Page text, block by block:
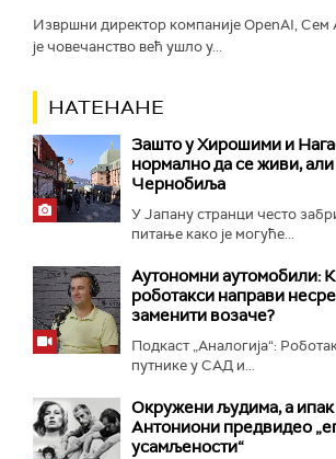
Извршни директор компаније OpenAI, Сем
је човечанство већ ушло у...
НАТЕНАНЕ
Зашто у Хирошими и
нормално да се живи,
Чернобиља
У Јапану странци често
питање како је могуће...
Аутономни аутомобили:
роботакси направи
заменити возаче?
Подкаст „Аналогија“:
путнике у САД и...
Окружени људима, а ипак
Антониони предвидео
усамљености“